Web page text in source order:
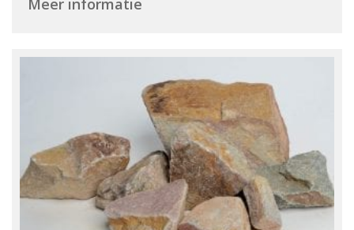
Meer informatie